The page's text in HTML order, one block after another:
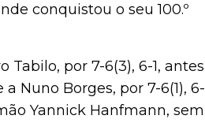
conquistou o seu 100.º
por 7-6(3), 6-1, antes
Nuno Borges, por 7-6(1), 6-
Yannick Hanfmann, sem